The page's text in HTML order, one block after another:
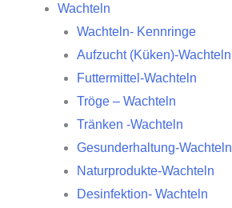
Wachteln
Wachteln- Kennringe
Aufzucht (Küken)-Wachteln
Futtermittel-Wachteln
Tröge – Wachteln
Tränken -Wachteln
Gesunderhaltung-Wachteln
Naturprodukte-Wachteln
Desinfektion- Wachteln